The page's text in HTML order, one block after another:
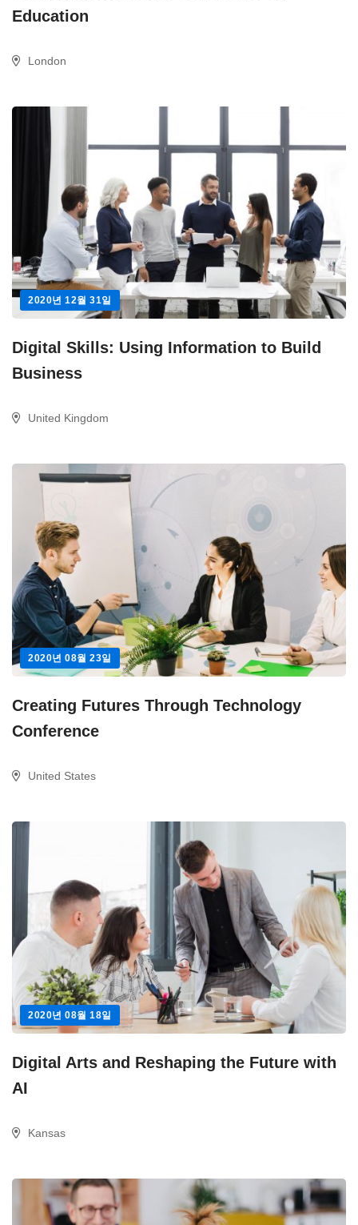
Education
London
2020년 12월 31일
Digital Skills: Using Information to Build
Business
United Kingdom
2020년 08월 23일
Creating Futures Through Technology
Conference
United States
2020년 08월 18일
Digital Arts and Reshaping the Future with
AI
Kansas